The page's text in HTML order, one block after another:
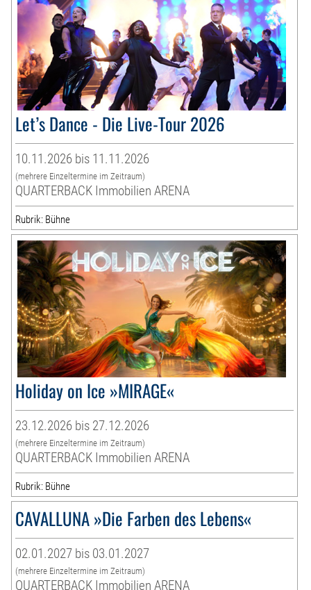
Let’s Dance - Die Live-Tour 2026
10.11.2026 bis 11.11.2026
(mehrere Einzeltermine im Zeitraum)
QUARTERBACK Immobilien ARENA
Rubrik: Bühne
Holiday on Ice »MIRAGE«
23.12.2026 bis 27.12.2026
(mehrere Einzeltermine im Zeitraum)
QUARTERBACK Immobilien ARENA
Rubrik: Bühne
CAVALLUNA »Die Farben des Lebens«
02.01.2027 bis 03.01.2027
(mehrere Einzeltermine im Zeitraum)
QUARTERBACK Immobilien ARENA